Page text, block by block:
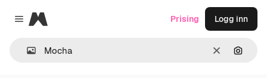
Close menu
Magnific
Slett Søk
Prising Logg inn